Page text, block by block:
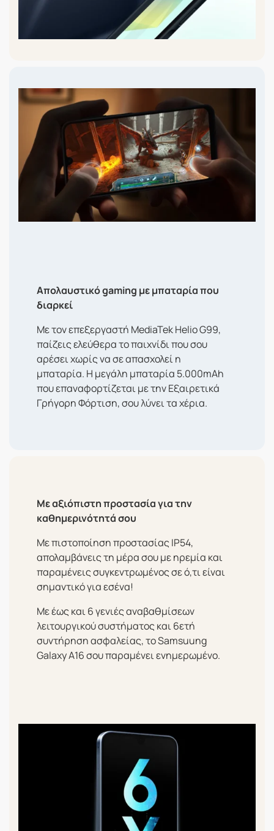
Απολαυστικό gaming με μπαταρία που
διαρκεί
Με τον επεξεργαστή MediaTek Helio G99,
παίζεις ελεύθερα το παιχνίδι που σου
αρέσει χωρίς να σε απασχολεί η
μπαταρία. Η μεγάλη μπαταρία 5.000mAh
που επαναφορτίζεται με την Εξαιρετικά
Γρήγορη Φόρτιση, σου λύνει τα χέρια.
Με αξιόπιστη προστασία για την
καθημερινότητά σου
Με πιστοποίηση προστασίας IP54,
απολαμβάνεις τη μέρα σου με ηρεμία και
παραμένεις συγκεντρωμένος σε ό,τι είναι
σημαντικό για εσένα!
Με έως και 6 γενιές αναβαθμίσεων
λειτουργικού συστήματος και 6ετή
συντήρηση ασφαλείας, το Samsuung
Galaxy A16 σου παραμένει ενημερωμένο.